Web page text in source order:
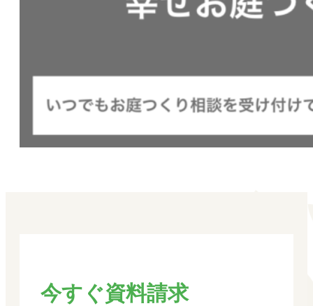
今すぐ資料請求